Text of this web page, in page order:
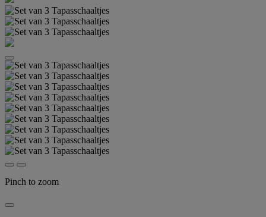
Pinch to zoom